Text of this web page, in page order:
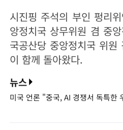
시진핑 주석의 부인 펑리
앙정치국 상무위원 겸 중
국공산당 중앙정치국 위
이 함께 돌아왔다.
뉴스
미국 언론 "중국, AI 경쟁서 독특한